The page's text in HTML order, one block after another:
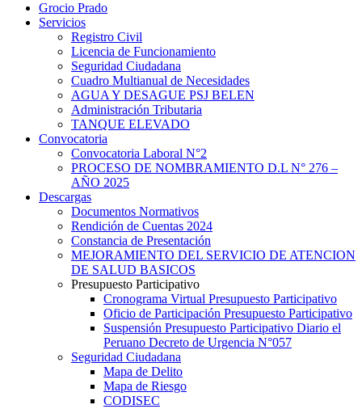
Grocio Prado
Servicios
Registro Civil
Licencia de Funcionamiento
Seguridad Ciudadana
Cuadro Multianual de Necesidades
AGUA Y DESAGUE PSJ BELEN
Administración Tributaria
TANQUE ELEVADO
Convocatoria
Convocatoria Laboral N°2
PROCESO DE NOMBRAMIENTO D.L N° 276 –
AÑO 2025
Descargas
Documentos Normativos
Rendición de Cuentas 2024
Constancia de Presentación
MEJORAMIENTO DEL SERVICIO DE ATENCION
DE SALUD BASICOS
Presupuesto Participativo
Cronograma Virtual Presupuesto Participativo
Oficio de Participación Presupuesto Participativo
Suspensión Presupuesto Participativo Diario el
Peruano Decreto de Urgencia N°057
Seguridad Ciudadana
Mapa de Delito
Mapa de Riesgo
CODISEC